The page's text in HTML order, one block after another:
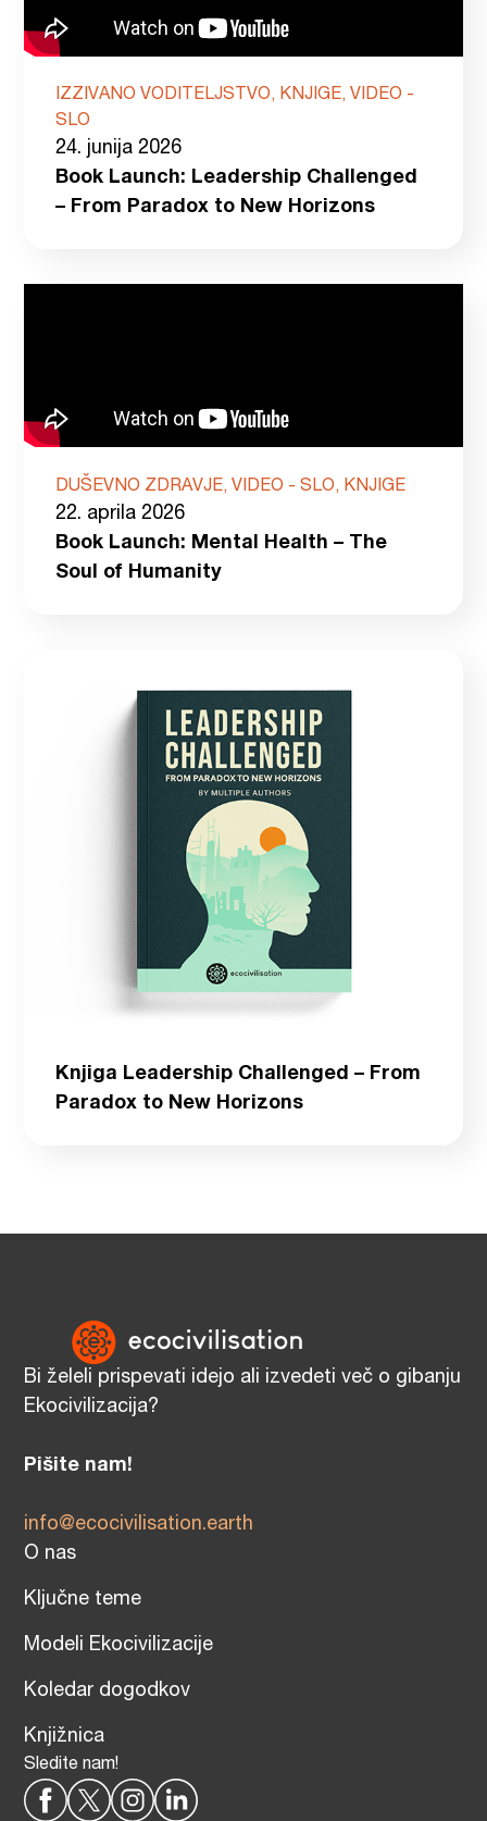
IZZIVANO VODITELJSTVO, KNJIGE, VIDEO -
SLO
24. junija 2026
Book Launch: Leadership Challenged
– From Paradox to New Horizons
DUŠEVNO ZDRAVJE, VIDEO - SLO, KNJIGE
22. aprila 2026
Book Launch: Mental Health – The
Soul of Humanity
Knjiga Leadership Challenged – From
Paradox to New Horizons
Bi želeli prispevati idejo ali izvedeti več o gibanju
Ekocivilizacija?
Pišite nam!
info@ecocivilisation.earth
O nas
Ključne teme
Modeli Ekocivilizacije
Koledar dogodkov
Knjižnica
Sledite nam!